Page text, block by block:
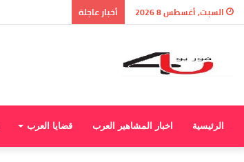
السبت, أغسطس 8 2026 أخبار عاجلة
الرئيسية اخبار المشاهير العرب قضايا العرب